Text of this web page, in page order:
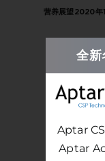
营养展望2020年
全新
Aptar
Aptar